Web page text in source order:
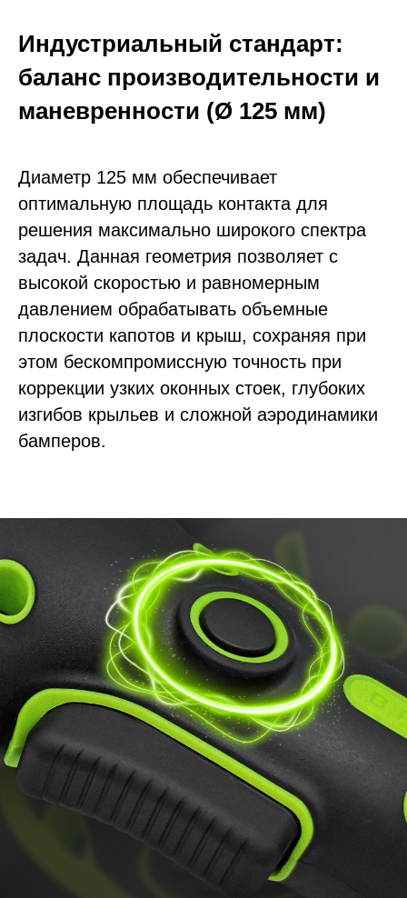
Индустриальный стандарт:
баланс производительности и
маневренности (Ø 125 мм)
Диаметр 125 мм обеспечивает
оптимальную площадь контакта для
решения максимально широкого спектра
задач. Данная геометрия позволяет с
высокой скоростью и равномерным
давлением обрабатывать объемные
плоскости капотов и крыш, сохраняя при
этом бескомпромиссную точность при
коррекции узких оконных стоек, глубоких
изгибов крыльев и сложной аэродинамики
бамперов.